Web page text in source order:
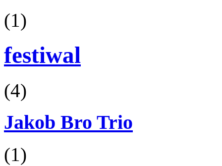
(1)
festiwal
(4)
Jakob Bro Trio
(1)